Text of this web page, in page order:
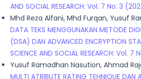
AND SOCIAL RESEARCH: Vol. 7 No. 3
Mhd Reza Alfani, Mhd Furqan, Yusuf
DATA TEKS MENGGUNAKAN METODE
(DSA) DAN ADVANCED ENCRYPTION
SCIENCE AND SOCIAL RESEARCH: Vol.
Yusuf Ramadhan Nasution, Ahmad
MULTI ATRIBUTE RATING TEHNIQUE DAN